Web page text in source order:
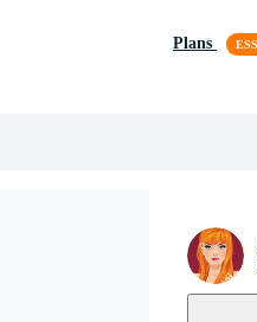
Plans